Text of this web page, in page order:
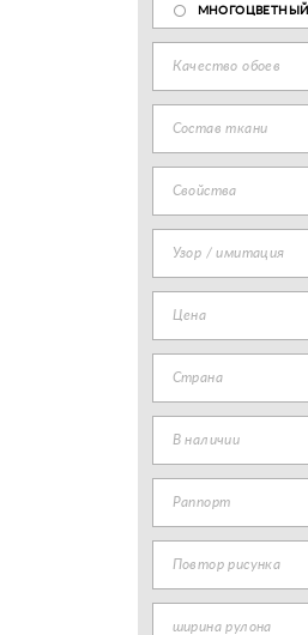
МНОГОЦВЕТНЫЙ
Качество обоев
Состав ткани
Свойства
Узор / имитация
Цена
Страна
В наличии
Раппорт
Повтор рисунка
ширина рулона